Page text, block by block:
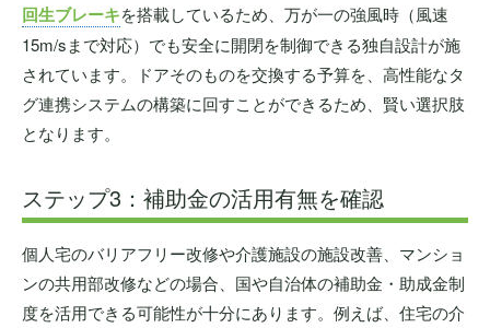
回生ブレーキを搭載しているため、万が一の強風時（風速
15m/sまで対応）でも安全に開閉を制御できる独自設計が施
されています。ドアそのものを交換する予算を、高性能なタ
グ連携システムの構築に回すことができるため、賢い選択肢
となります。
ステップ3：補助金の活用有無を確認
個人宅のバリアフリー改修や介護施設の施設改善、マンショ
ンの共用部改修などの場合、国や自治体の補助金・助成金制
度を活用できる可能性が十分にあります。例えば、住宅の介